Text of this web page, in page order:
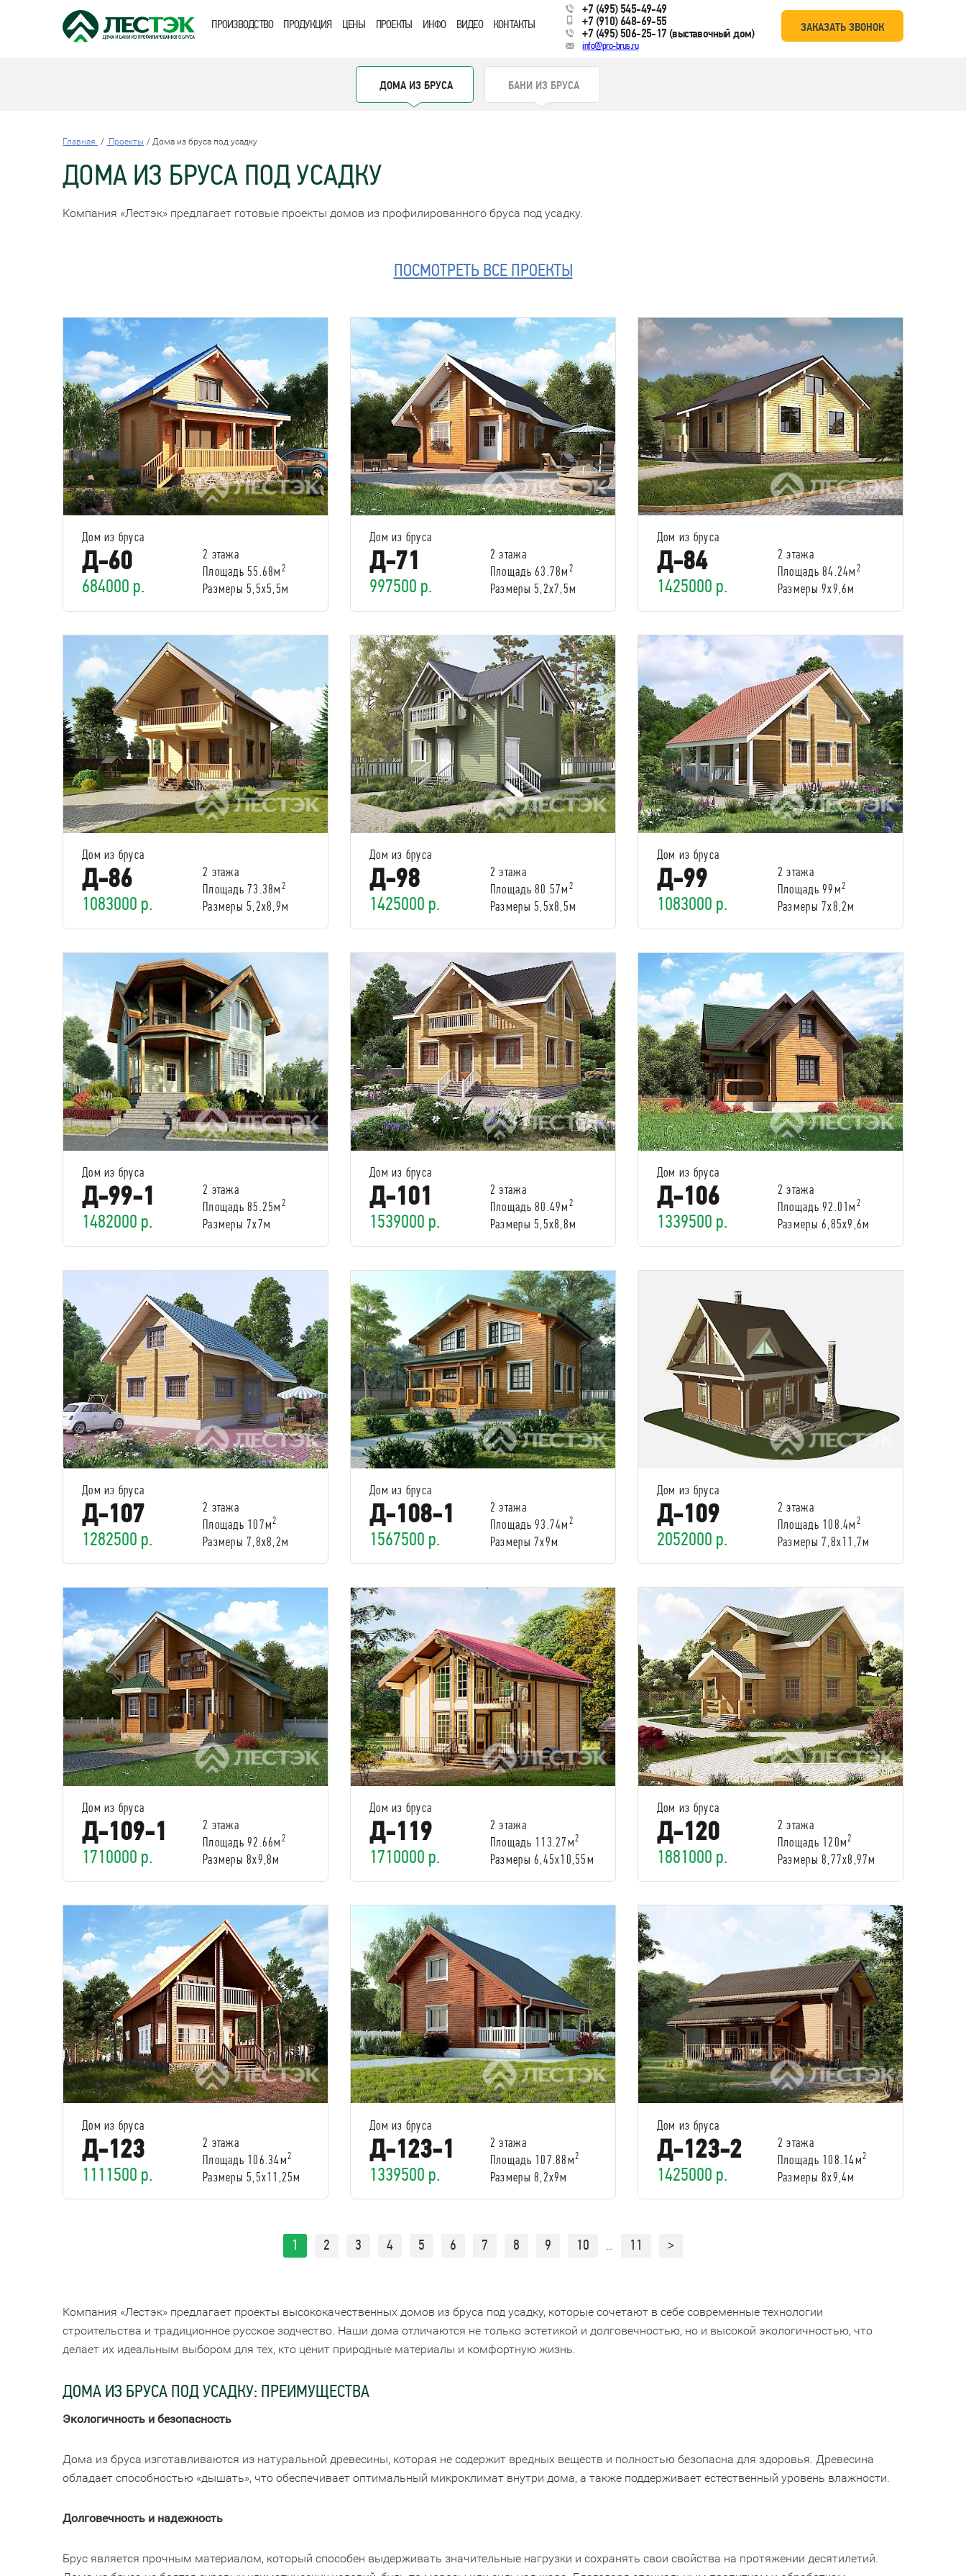
ПРОИЗВОДСТВО ПРОДУКЦИЯ ЦЕНЫ ПРОЕКТЫ ИНФО ВИДЕО КОНТАКТЫ
+7 (495) 545-49-49
+7 (910) 648-69-55
+7 (495) 506-25-17 (выставочный дом)
info@pro-brus.ru
ЗАКАЗАТЬ ЗВОНОК
ДОМА ИЗ БРУСА БАНИ ИЗ БРУСА
Главная Проекты Дома из бруса под усадку
ДОМА ИЗ БРУСА ПОД УСАДКУ
Компания «Лестэк» предлагает готовые проекты домов из профилированного бруса под усадку.
ПОСМОТРЕТЬ ВСЕ ПРОЕКТЫ
Дом из бруса
Д-60
684000 р.
2 этажа
Площадь 55.68м2
Размеры 5,5х5,5м
Дом из бруса
Д-71
997500 р.
2 этажа
Площадь 63.78м2
Размеры 5,2х7,5м
Дом из бруса
Д-84
1425000 р.
2 этажа
Площадь 84.24м2
Размеры 9х9,6м
Дом из бруса
Д-86
1083000 р.
2 этажа
Площадь 73.38м2
Размеры 5,2x8,9м
Дом из бруса
Д-98
1425000 р.
2 этажа
Площадь 80.57м2
Размеры 5,5х8,5м
Дом из бруса
Д-99
1083000 р.
2 этажа
Площадь 99м2
Размеры 7х8,2м
Дом из бруса
Д-99-1
1482000 р.
2 этажа
Площадь 85.25м2
Размеры 7x7м
Дом из бруса
Д-101
1539000 р.
2 этажа
Площадь 80.49м2
Размеры 5,5х8,8м
Дом из бруса
Д-106
1339500 р.
2 этажа
Площадь 92.01м2
Размеры 6,85х9,6м
Дом из бруса
Д-107
1282500 р.
2 этажа
Площадь 107м2
Размеры 7,8х8,2м
Дом из бруса
Д-108-1
1567500 р.
2 этажа
Площадь 93.74м2
Размеры 7x9м
Дом из бруса
Д-109
2052000 р.
2 этажа
Площадь 108.4м2
Размеры 7,8х11,7м
Дом из бруса
Д-109-1
1710000 р.
2 этажа
Площадь 92.66м2
Размеры 8х9,8м
Дом из бруса
Д-119
1710000 р.
2 этажа
Площадь 113.27м2
Размеры 6,45x10,55м
Дом из бруса
Д-120
1881000 р.
2 этажа
Площадь 120м2
Размеры 8,77х8,97м
Дом из бруса
Д-123
1111500 р.
2 этажа
Площадь 106.34м2
Размеры 5,5х11,25м
Дом из бруса
Д-123-1
1339500 р.
2 этажа
Площадь 107.88м2
Размеры 8,2x9м
Дом из бруса
Д-123-2
1425000 р.
2 этажа
Площадь 108.14м2
Размеры 8x9,4м
1 2 3 4 5 6 7 8 9 10 … 11 >
Компания «Лестэк» предлагает проекты высококачественных домов из бруса под усадку, которые сочетают в себе современные технологии
строительства и традиционное русское зодчество. Наши дома отличаются не только эстетикой и долговечностью, но и высокой экологичностью, что
делает их идеальным выбором для тех, кто ценит природные материалы и комфортную жизнь.
ДОМА ИЗ БРУСА ПОД УСАДКУ: ПРЕИМУЩЕСТВА
Экологичность и безопасность
Дома из бруса изготавливаются из натуральной древесины, которая не содержит вредных веществ и полностью безопасна для здоровья. Древесина
обладает способностью «дышать», что обеспечивает оптимальный микроклимат внутри дома, а также поддерживает естественный уровень влажности.
Долговечность и надежность
Брус является прочным материалом, который способен выдерживать значительные нагрузки и сохранять свои свойства на протяжении десятилетий.